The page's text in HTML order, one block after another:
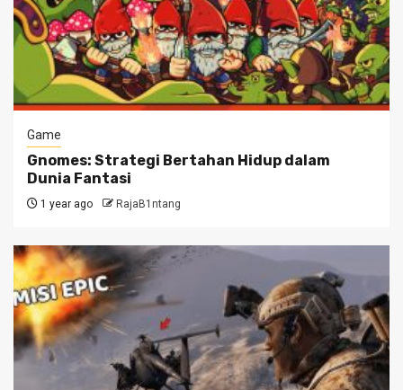
Game
Gnomes: Strategi Bertahan Hidup dalam
Dunia Fantasi
1 year ago RajaB1ntang